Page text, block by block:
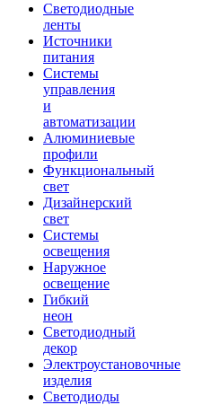
Светодиодные
ленты
Источники
питания
Системы
управления
и
автоматизации
Алюминиевые
профили
Функциональный
свет
Дизайнерский
свет
Системы
освещения
Наружное
освещение
Гибкий
неон
Светодиодный
декор
Электроустановочные
изделия
Светодиоды